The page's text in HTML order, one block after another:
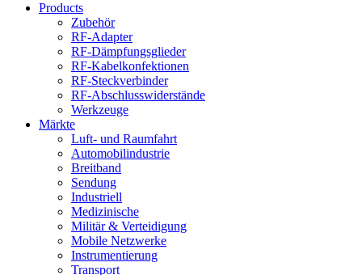
Products
Zubehör
RF-Adapter
RF-Dämpfungsglieder
RF-Kabelkonfektionen
RF-Steckverbinder
RF-Abschlusswiderstände
Werkzeuge
Märkte
Luft- und Raumfahrt
Automobilindustrie
Breitband
Sendung
Industriell
Medizinische
Militär & Verteidigung
Mobile Netzwerke
Instrumentierung
Transport